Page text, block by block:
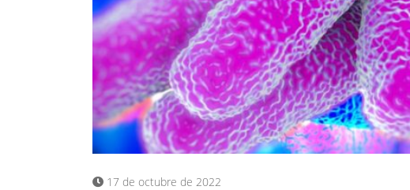
17 de octubre de 2022